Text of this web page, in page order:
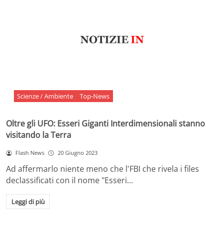
Scienze / Ambiente Top-News
Oltre gli UFO: Esseri Giganti Interdimensionali stanno
visitando la Terra
Flash News 20 Giugno 2023
Ad affermarlo niente meno che l'FBI che rivela i files
declassificati con il nome "Esseri…
Leggi di più